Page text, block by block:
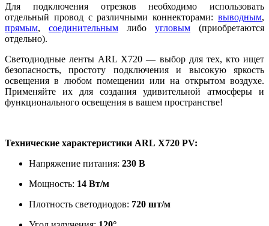
Для подключения отрезков необходимо использовать
отдельный провод с различными коннекторами: выводным,
прямым, соединительным либо угловым (приобретаются
отдельно).
Светодиодные ленты ARL X720 — выбор для тех, кто ищет
безопасность, простоту подключения и высокую яркость
освещения в любом помещении или на открытом воздухе.
Применяйте их для создания удивительной атмосферы и
функционального освещения в вашем пространстве!
Технические характеристики ARL X720 PV:
Напряжение питания: 230 В
Мощность: 14 Вт/м
Плотность светодиодов: 720 шт/м